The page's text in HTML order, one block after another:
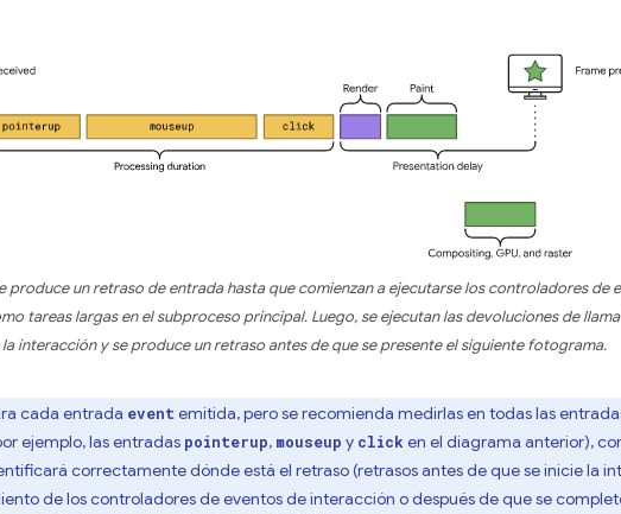
produce un retraso de entrada hasta que comienzan a ejecutarse los controladores de
tareas largas en el subproceso principal. Luego, se ejecutan las devoluciones de
interacción y se produce un retraso antes de que se presente el siguiente fotograma.
cada entrada event emitida, pero se recomienda medirlas en todas las
ejemplo, las entradas pointerup, mouseup y click en el diagrama anterior),
correctamente dónde está el retraso (retrasos antes de que se inicie la
de los controladores de eventos de interacción o después de que se